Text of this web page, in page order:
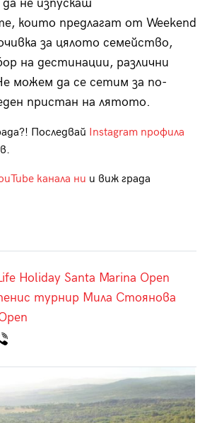
не изпускаш
които предлагат от Weekend
за цялото семейство,
на дестинации, различни
можем да се сетим за по-
пристан на лятото.
Последвай Instagram профила
канала ни и виж града
Holiday Santa Marina Open
турнир Мила Стоянова